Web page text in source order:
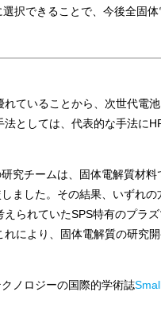
択できることで、今後全固
ていることから、次世代電
としては、代表的な手法に
究チームは、固体電解質材
ました。その結果、いずれ
られていたSPS特有のプラ
により、固体電解質の研究
ノロジーの国際的学術誌